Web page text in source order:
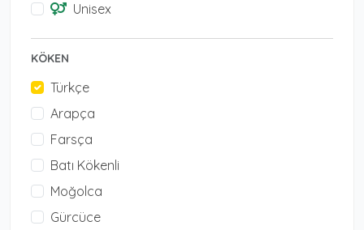
Unisex
KÖKEN
Türkçe
Arapça
Farsça
Batı Kökenli
Moğolca
Gürcüce